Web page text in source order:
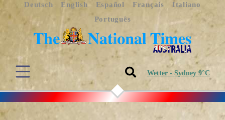
Deutsch English Español Français
Italiano
Português
Wetter - Sydney 9°C